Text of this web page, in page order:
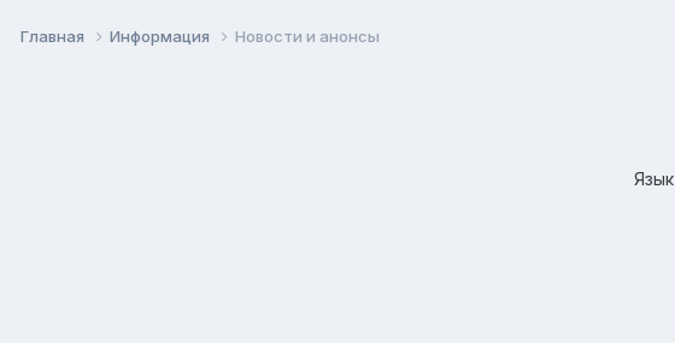
Главная Информация Новости и анонсы
Язык